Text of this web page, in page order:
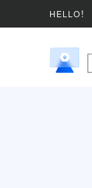
HELLO！